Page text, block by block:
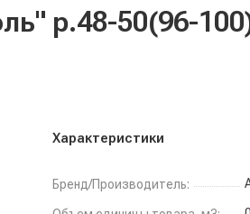
р.48-50(96-
Характеристики
Бренд/Производитель: